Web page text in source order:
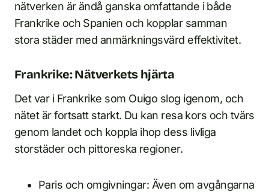
nätverken är ändå ganska omfattande i både
Frankrike och Spanien och kopplar samman
stora städer med anmärkningsvärd effektivitet.
Frankrike: Nätverkets hjärta
Det var i Frankrike som Ouigo slog igenom, och
nätet är fortsatt starkt. Du kan resa kors och tvärs
genom landet och koppla ihop dess livliga
storstäder och pittoreska regioner.
Paris och omgivningar: Även om avgångarna